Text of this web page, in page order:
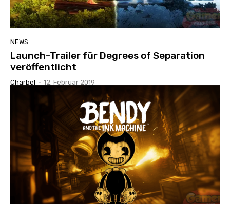
NEWS
Launch-Trailer für Degrees of Separation
veröffentlicht
Charbel - 12. Februar 2019